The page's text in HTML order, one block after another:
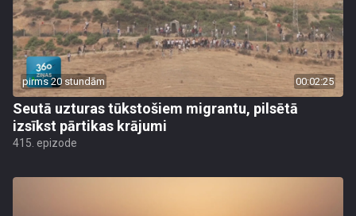
pirms 20 stundām 00:02:25
Seutā uzturas tūkstošiem migrantu, pilsētā
izsīkst pārtikas krājumi
415. epizode